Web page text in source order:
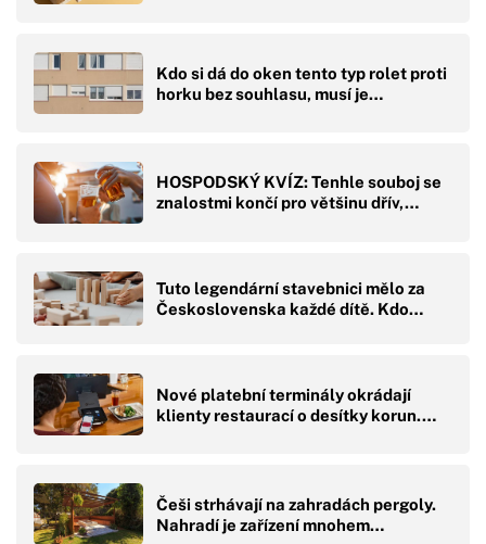
Kdo si dá do oken tento typ rolet proti
horku bez souhlasu, musí je…
HOSPODSKÝ KVÍZ: Tenhle souboj se
znalostmi končí pro většinu dřív,…
Tuto legendární stavebnici mělo za
Československa každé dítě. Kdo…
Nové platební terminály okrádají
klienty restaurací o desítky korun.…
Češi strhávají na zahradách pergoly.
Nahradí je zařízení mnohem…